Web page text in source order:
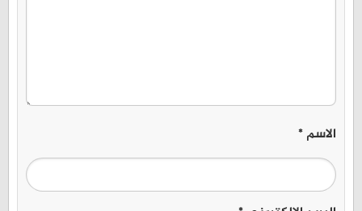
الاسم*